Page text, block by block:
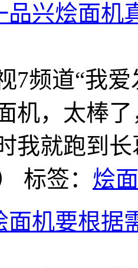
品兴烩面机
7频道“我
机，太棒
我就跑到
标签： 烩
面机要根据